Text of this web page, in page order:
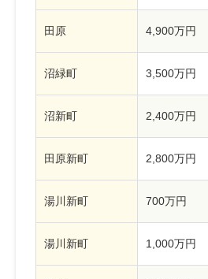
田原 4,900万円
沼緑町 3,500万円
沼新町 2,400万円
田原新町 2,800万円
湯川新町 700万円
湯川新町 1,000万円